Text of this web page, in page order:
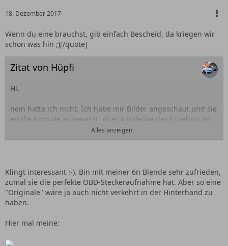
18. Dezember 2017
Wenn du eine brauchst, gib einfach Bescheid, da kriegen wir
schon was hin ;)[/quote]
Zitat von Hüpfi
Hi,
nein hatte ich nicht. Ich habe mir Bilder angeschaut und sie
an die Konsole angepasst. Aber ich denke das Ergebnis ist
Ich könnte sie auch noch umgestallten z.B. für andere
Schalter und Anzeigen. Ich habe nur einen 2 Türer und
weiß ich auch noch nicht
Es gibt im Netz 2-3 Leute die die Blende auch als 3D Druck
anbieten, die passen meiner Meinung nach ganz schlecht,
Da sieht man Spaltmaße von 5 -7mm am oberen und
Alles anzeigen
Klingt interessant :-). Bin mit meiner 6n Blende sehr zufrieden,
zumal sie die perfekte OBD-Steckeraufnahme hat. Aber so eine
"Originale" wäre ja auch nicht verkehrt in der Hinterhand zu
haben.
Hier mal meine: